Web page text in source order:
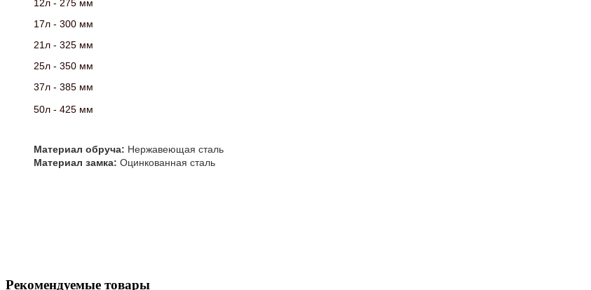
12л - 275 мм
17л - 300 мм
21л - 325 мм
25л - 350 мм
37л - 385 мм
50л - 425 мм
Материал обруча: Нержавеющая сталь
Материал замка: Оцинкованная сталь
Рекомендуемые товары